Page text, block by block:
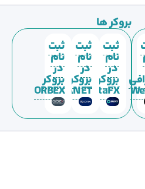
بروکر ها
ثبت
نام
در
بروکر
DeltaFX
ثبت
نام
در
بروکر
EPLANET
ثبت
نام
در
بروکر
ORBEX